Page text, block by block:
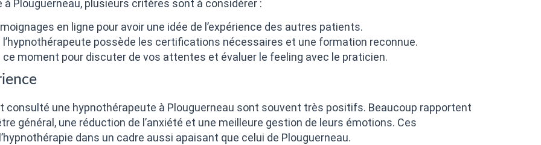
Plouguerneau, plusieurs critères sont à considérer :
en ligne pour avoir une idée de l’expérience des autres patients.
l’hypnothérapeute possède les certifications nécessaires et une formation reconnue.
ce moment pour discuter de vos attentes et évaluer le feeling avec le praticien.
consulté une hypnothérapeute à Plouguerneau sont souvent très positifs. Beaucoup rapportent
général, une réduction de l’anxiété et une meilleure gestion de leurs émotions. Ces
dans un cadre aussi apaisant que celui de Plouguerneau.